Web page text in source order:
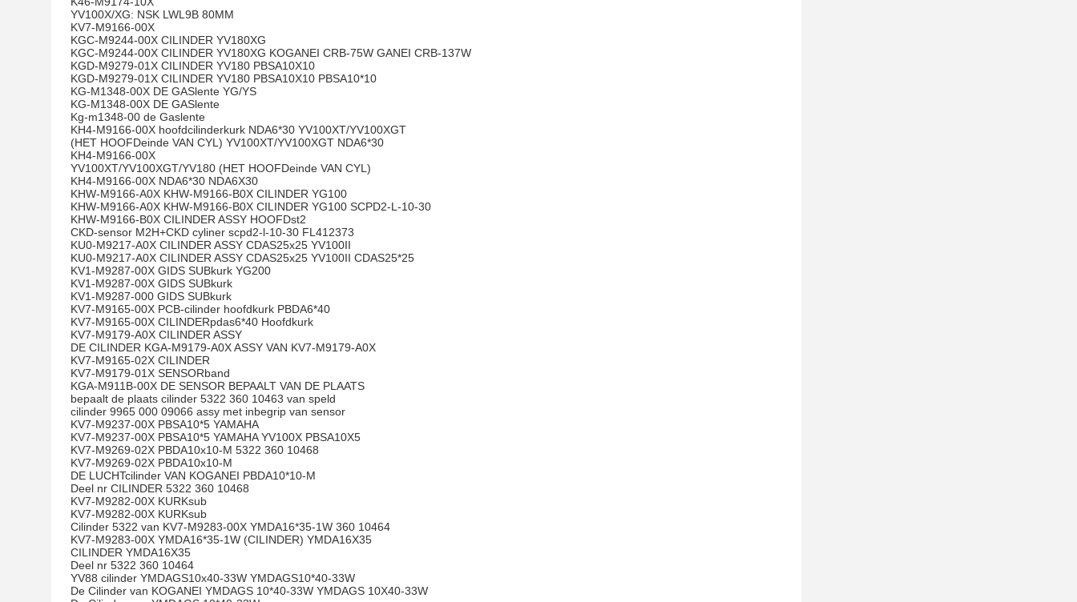
YV100X/XG: NSK LWL9B 80MM
KV7-M9166-00X
KGC-M9244-00X CILINDER YV180XG
KGC-M9244-00X CILINDER YV180XG KOGANEI CRB-75W GANEI CRB-137W
KGD-M9279-01X CILINDER YV180 PBSA10X10
KGD-M9279-01X CILINDER YV180 PBSA10X10 PBSA10*10
KG-M1348-00X DE GASlente YG/YS
KG-M1348-00X DE GASlente
Kg-m1348-00 de Gaslente
KH4-M9166-00X hoofdcilinderkurk NDA6*30 YV100XT/YV100XGT
(HET HOOFDeinde VAN CYL) YV100XT/YV100XGT NDA6*30
KH4-M9166-00X
YV100XT/YV100XGT/YV180 (HET HOOFDeinde VAN CYL)
KH4-M9166-00X NDA6*30 NDA6X30
KHW-M9166-A0X KHW-M9166-B0X CILINDER YG100
KHW-M9166-A0X KHW-M9166-B0X CILINDER YG100 SCPD2-L-10-30
KHW-M9166-B0X CILINDER ASSY HOOFDst2
CKD-sensor M2H+CKD cyliner scpd2-l-10-30 FL412373
KU0-M9217-A0X CILINDER ASSY CDAS25x25 YV100II
KU0-M9217-A0X CILINDER ASSY CDAS25x25 YV100II CDAS25*25
KV1-M9287-00X GIDS SUBkurk YG200
KV1-M9287-00X GIDS SUBkurk
KV1-M9287-000 GIDS SUBkurk
KV7-M9165-00X PCB-cilinder hoofdkurk PBDA6*40
KV7-M9165-00X CILINDERpdas6*40 Hoofdkurk
KV7-M9179-A0X CILINDER ASSY
DE CILINDER KGA-M9179-A0X ASSY VAN KV7-M9179-A0X
KV7-M9165-02X CILINDER
KV7-M9179-01X SENSORband
KGA-M911B-00X DE SENSOR BEPAALT VAN DE PLAATS
bepaalt de plaats cilinder 5322 360 10463 van speld
cilinder 9965 000 09066 assy met inbegrip van sensor
KV7-M9237-00X PBSA10*5 YAMAHA
KV7-M9237-00X PBSA10*5 YAMAHA YV100X PBSA10X5
KV7-M9269-02X PBDA10x10-M 5322 360 10468
KV7-M9269-02X PBDA10x10-M
DE LUCHTcilinder VAN KOGANEI PBDA10*10-M
Deel nr CILINDER 5322 360 10468
KV7-M9282-00X KURKsub
KV7-M9282-00X KURKsub
Cilinder 5322 van KV7-M9283-00X YMDA16*35-1W 360 10464
KV7-M9283-00X YMDA16*35-1W (CILINDER) YMDA16X35
CILINDER YMDA16X35
Deel nr 5322 360 10464
YV88 cilinder YMDAGS10x40-33W YMDAGS10*40-33W
De Cilinder van KOGANEI YMDAGS 10*40-33W YMDAGS 10X40-33W